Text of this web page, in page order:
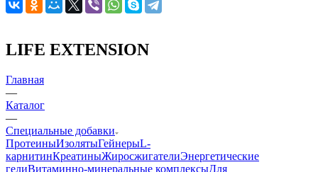
LIFE EXTENSION
Главная
—
Каталог
—
Специальные добавки
ПротеиныИзолятыГейнерыL-
карнитинКреатиныЖиросжигателиЭнергетические
гелиВитаминно-минеральные комплексыДля